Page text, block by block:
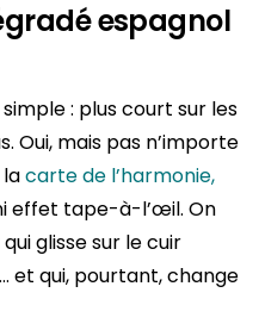
espagnol
: plus court sur les
Oui, mais pas n’importe
carte de l’harmonie,
effet tape-à-l’œil. On
glisse sur le cuir
et qui, pourtant, change